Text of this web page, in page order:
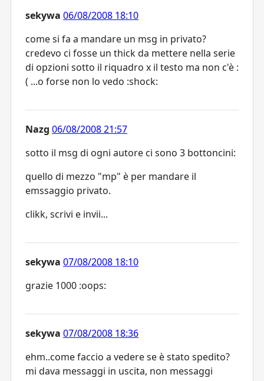
sekywa 06/08/2008 18:10
come si fa a mandare un msg in privato?
credevo ci fosse un thick da mettere nella serie
di opzioni sotto il riquadro x il testo ma non c'è :
( ...o forse non lo vedo :shock:
Nazg 06/08/2008 21:57
sotto il msg di ogni autore ci sono 3 bottoncini:
quello di mezzo "mp" è per mandare il
emssaggio privato.
clikk, scrivi e invii...
sekywa 07/08/2008 18:10
grazie 1000 :oops:
sekywa 07/08/2008 18:36
ehm..come faccio a vedere se è stato spedito?
mi dava messaggi in uscita, non messaggi